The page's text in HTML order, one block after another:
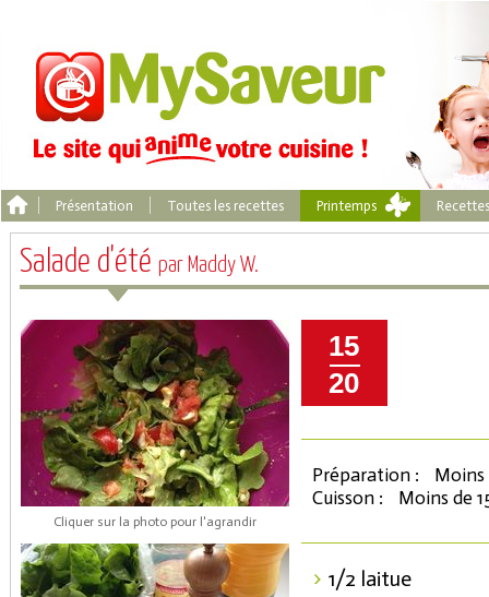
Présentation Toutes les recettes Printemps
Salade d'été par Maddy W.
Cliquer sur la photo pour l'agrandir
15
20
Préparation :
Moins
Cuisson :
Moins de
1/2 laitue